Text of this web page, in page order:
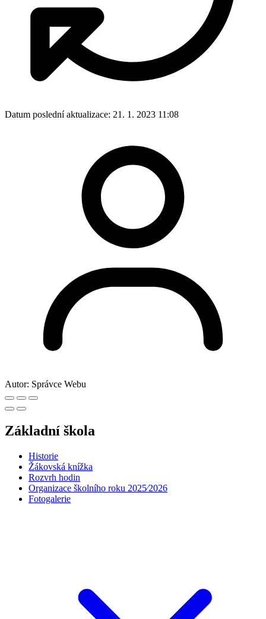
Datum poslední aktualizace: 21. 1. 2023 11:08
Autor: Správce Webu
Základní škola
Historie
Žákovská knížka
Rozvrh hodin
Organizace školního roku 2025⁄2026
Fotogalerie